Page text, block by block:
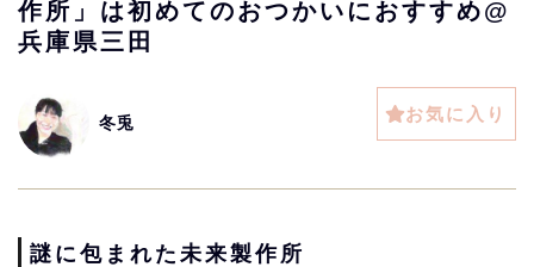
作所」は初めてのおつかいにおすすめ@
兵庫県三田
冬兎 お気に入り
謎に包まれた未来製作所